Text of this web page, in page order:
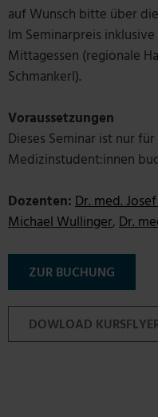
auf Wunsch bitte über
Im Seminarpreis
Mittagessen (re­gio­na­le
Schman­kerl).
Voraussetzungen
Dieses Seminar ist nur
Medizinstudent:innen
Dozenten:Dr. med.
Michael Wullinger,Dr.
ZUR BUCHUNG
DOWLOAD